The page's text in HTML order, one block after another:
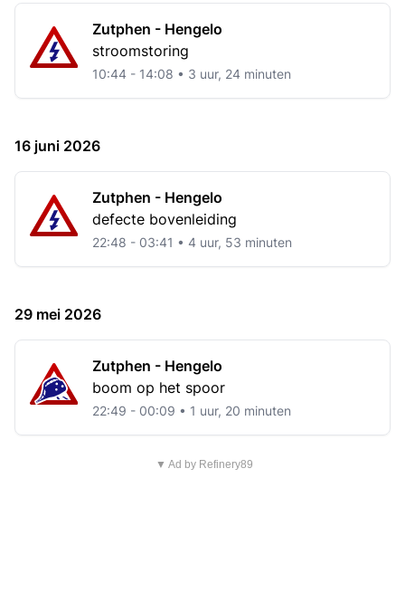
Zutphen - Hengelo
stroomstoring
10:44 - 14:08 • 3 uur, 24 minuten
16 juni 2026
Zutphen - Hengelo
defecte bovenleiding
22:48 - 03:41 • 4 uur, 53 minuten
29 mei 2026
Zutphen - Hengelo
boom op het spoor
22:49 - 00:09 • 1 uur, 20 minuten
▼ Ad by Refinery89